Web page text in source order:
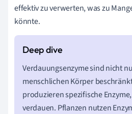
effektiv zu verwerten, was zu
könnte.
Verdauungsenzyme sind nicht
menschlichen Körper
produzieren spezifische
verdauen. Pflanzen nutzen